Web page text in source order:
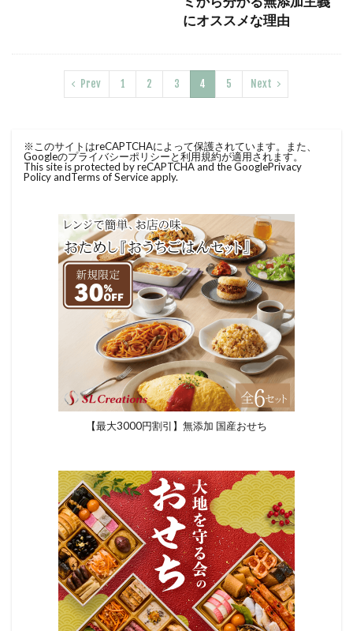
にオススメな理由
Prev 1 2 3 4 5 Next
※このサイトはreCAPTCHAによって保護されています。また、
Googleのプライバシーポリシーと利用規約が適用されます。
This site is protected by reCAPTCHA and the GooglePrivacy
PolicyandTerms of Serviceapply.
【最大3000円割引】無添加 国産おせち